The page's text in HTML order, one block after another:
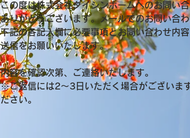
この度は株式会社ダイシンホームへのお問い
ありがとうございます。メールでのお問い合わ
下記の各記入欄に必要事項とお問い合わせ内容
送信をお願いいたします。
内容を確認次第、ご連絡いたします。
※ご返信には2～3日いただく場合がございま
ださい。